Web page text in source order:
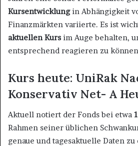
Kursentwicklungin Abhängigkeit
Finanzmärkten variierte. Es ist
aktuellen Kurs im Auge behalten,
entsprechend reagieren zu
Kurs heute: UniRak
Konservativ Net- A
Aktuell notiert der Fonds bei etwa
Rahmen seiner üblichen
genaue und tagesaktuelle Daten